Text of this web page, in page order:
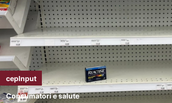
cepInput
Consumatori e salute